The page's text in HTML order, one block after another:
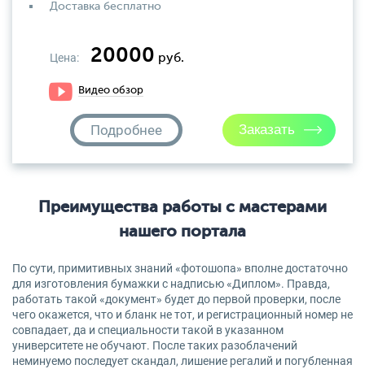
Доставка бесплатно
Цена: 20000 руб.
Видео обзор
Подробнее
Преимущества работы с мастерами
нашего портала
По сути, примитивных знаний «фотошопа» вполне достаточно
для изготовления бумажки с надписью «Диплом». Правда,
работать такой «документ» будет до первой проверки, после
чего окажется, что и бланк не тот, и регистрационный номер не
совпадает, да и специальности такой в указанном
университете не обучают. После таких разоблачений
неминуемо последует скандал, лишение регалий и погубленная